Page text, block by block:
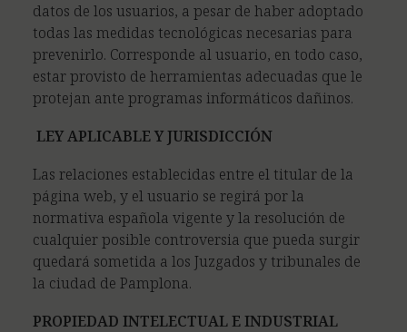
datos de los usuarios, a pesar de haber adoptado
todas las medidas tecnológicas necesarias para
prevenirlo. Corresponde al usuario, en todo caso,
estar provisto de herramientas adecuadas que le
protejan ante programas informáticos dañinos.
LEY APLICABLE Y JURISDICCIÓN
Las relaciones establecidas entre el titular de la
página web, y el usuario se regirá por la
normativa española vigente y la resolución de
cualquier posible controversia que pueda surgir
quedará sometida a los Juzgados y tribunales de
la ciudad de Pamplona.
PROPIEDAD INTELECTUAL E INDUSTRIAL